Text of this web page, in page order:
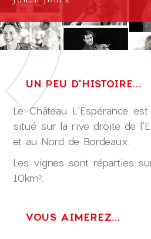
UN PEU D'HISTOIRE...
Le Château L’Espérance
situé sur la rive droite de
et au Nord de Bordeaux.
Les vignes sont réparties
10km².
VOUS AIMEREZ...